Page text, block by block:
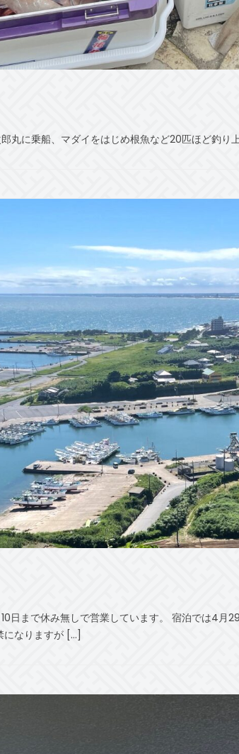
丸に乗船、マダイをはじめ根魚など20匹ほど釣り
日まで休み無しで営業しています。 宿泊では4月
になりますが […]